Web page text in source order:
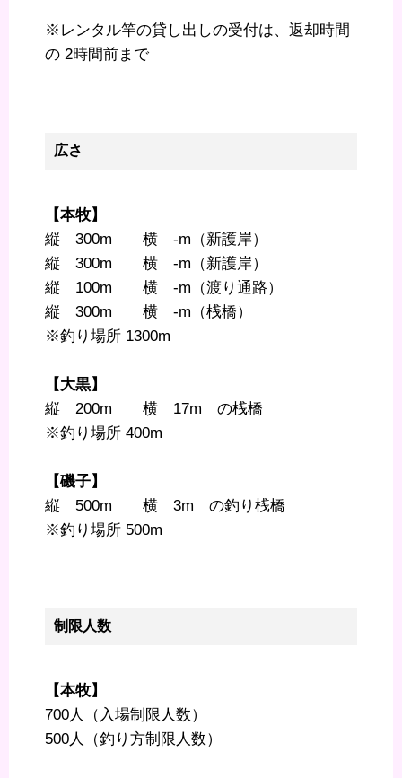
※レンタル竿の貸し出しの受付は、返却時間
の 2時間前まで
広さ
【本牧】
縦 300m 横 -m（新護岸）
縦 300m 横 -m（新護岸）
縦 100m 横 -m（渡り通路）
縦 300m 横 -m（桟橋）
※釣り場所 1300m
【大黒】
縦 200m 横 17m の桟橋
※釣り場所 400m
【磯子】
縦 500m 横 3m の釣り桟橋
※釣り場所 500m
制限人数
【本牧】
700人（入場制限人数）
500人（釣り方制限人数）